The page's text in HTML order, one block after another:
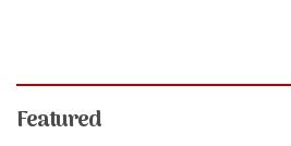
Featured